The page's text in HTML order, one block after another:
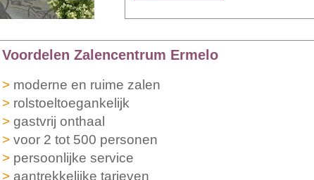
Voordelen Zalencentrum Ermelo
> moderne en ruime zalen
> rolstoeltoegankelijk
> gastvrij onthaal
> voor 2 tot 500 personen
> persoonlijke service
> aantrekkelijke tarieven